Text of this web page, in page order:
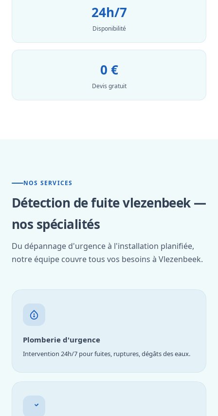
24h/7
Disponibilité
0 €
Devis gratuit
NOS SERVICES
Détection de fuite vlezenbeek —
nos spécialités
Du dépannage d'urgence à l'installation planifiée,
notre équipe couvre tous vos besoins à Vlezenbeek.
Plomberie d'urgence
Intervention 24h/7 pour fuites, ruptures, dégâts des eaux.